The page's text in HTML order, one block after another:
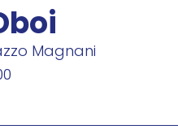
Magnani